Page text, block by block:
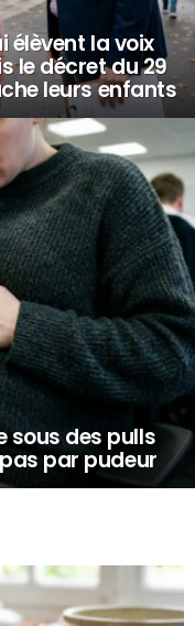
élèvent la voix
le décret du 29
leurs enfants
sous des pulls
par pudeur